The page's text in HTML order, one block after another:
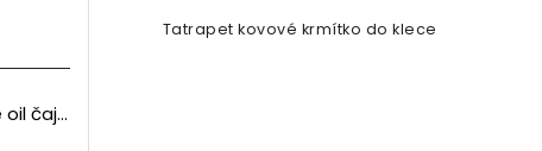
Bylinná mast - Tea tree oil čajovník (150ml)
Tatrapet kovové krmítko do klece